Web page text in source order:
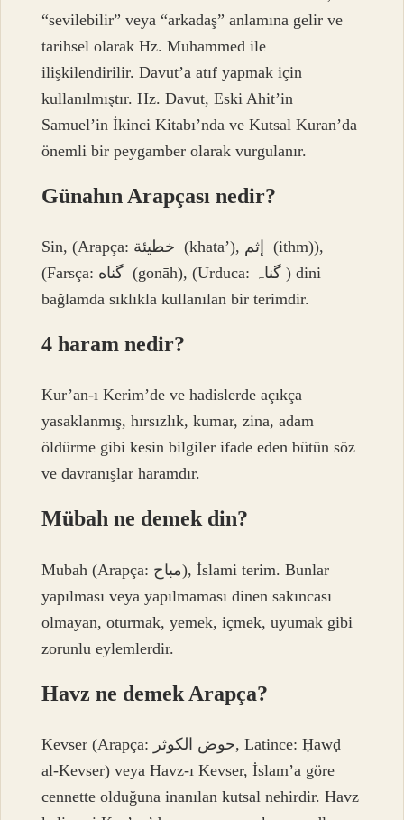
“sevilebilir” veya “arkadaş” anlamına gelir ve
tarihsel olarak Hz. Muhammed ile
ilişkilendirilir. Davut’a atıf yapmak için
kullanılmıştır. Hz. Davut, Eski Ahit’in
Samuel’in İkinci Kitabı’nda ve Kutsal Kuran’da
önemli bir peygamber olarak vurgulanır.
Günahın Arapçası nedir?
Sin, (Arapça: خطيئة ‎ (khata’), إثم ‎ (ithm)),
(Farsça: گناه ‎ (gonāh), (Urduca: گناہ ‎) dini
bağlamda sıklıkla kullanılan bir terimdir.
4 haram nedir?
Kur’an-ı Kerim’de ve hadislerde açıkça
yasaklanmış, hırsızlık, kumar, zina, adam
öldürme gibi kesin bilgiler ifade eden bütün söz
ve davranışlar haramdır.
Mübah ne demek din?
Mubah (Arapça: مباح), İslami terim. Bunlar
yapılması veya yapılmaması dinen sakıncası
olmayan, oturmak, yemek, içmek, uyumak gibi
zorunlu eylemlerdir.
Havz ne demek Arapça?
Kevser (Arapça: حوض الكوثر, Latince: Ḥawḍ
al-Kevser) veya Havz-ı Kevser, İslam’a göre
cennette olduğuna inanılan kutsal nehirdir. Havz